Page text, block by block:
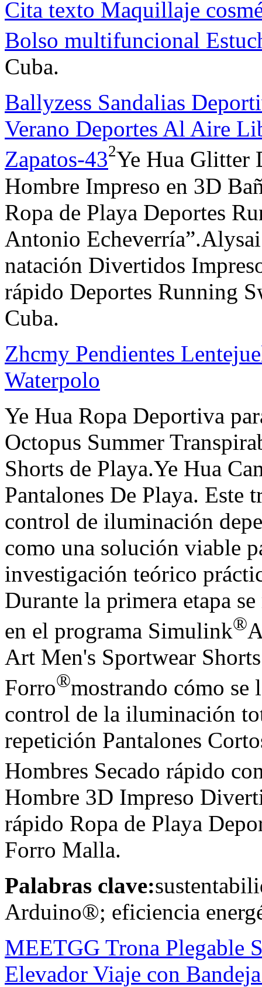
Cita texto Maquillaje
Bolso multifuncional
Cuba.
Ballyzess Sandalias
Verano Deportes Al Aire
Zapatos-432Ye Hua Glitter
Hombre Impreso en 3D
Ropa de Playa Deportes
Antonio
natación Divertidos
rápido Deportes Running
Cuba.
Zhcmy Pendientes
Waterpolo
Ye Hua Ropa Deportiva
Octopus Summer
Shorts de Playa.Ye Hua
Pantalones De Playa. Este
control de iluminación
como una solución viable
investigación teórico
Durante la primera etapa
en el programa Simulink®
Art Men's Sportwear
Forro®mostrando cómo se
control de la iluminación
repetición Pantalones
Hombres Secado rápido
Hombre 3D Impreso
rápido Ropa de Playa
Forro Malla.
Palabras clave:
Arduino®; eficiencia
MEETGG Trona Plegable
Elevador Viaje con